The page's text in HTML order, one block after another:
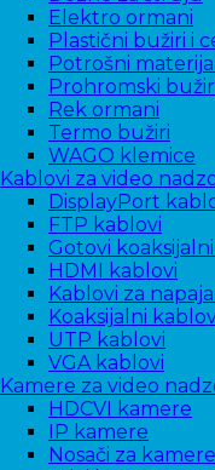
Elektro ormani
Plastični bužiri i
Potrošni materijal
Prohromski
Rek ormani
Termo bužiri
WAGO klemice
Kablovi za video
DisplayPort
FTP kablovi
Gotovi
HDMI kablovi
Kablovi za
Koaksijalni
UTP kablovi
VGA kablovi
Kamere za video
HDCVI kamere
IP kamere
Nosači za kamere